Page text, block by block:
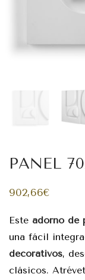
PANEL
902,66€
Este adorno de
una fácil
decorativos,
clásicos.